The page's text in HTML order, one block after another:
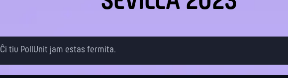
Ĉi tiu PollUnit jam estas fermita.